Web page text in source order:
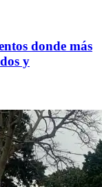
donde más
y